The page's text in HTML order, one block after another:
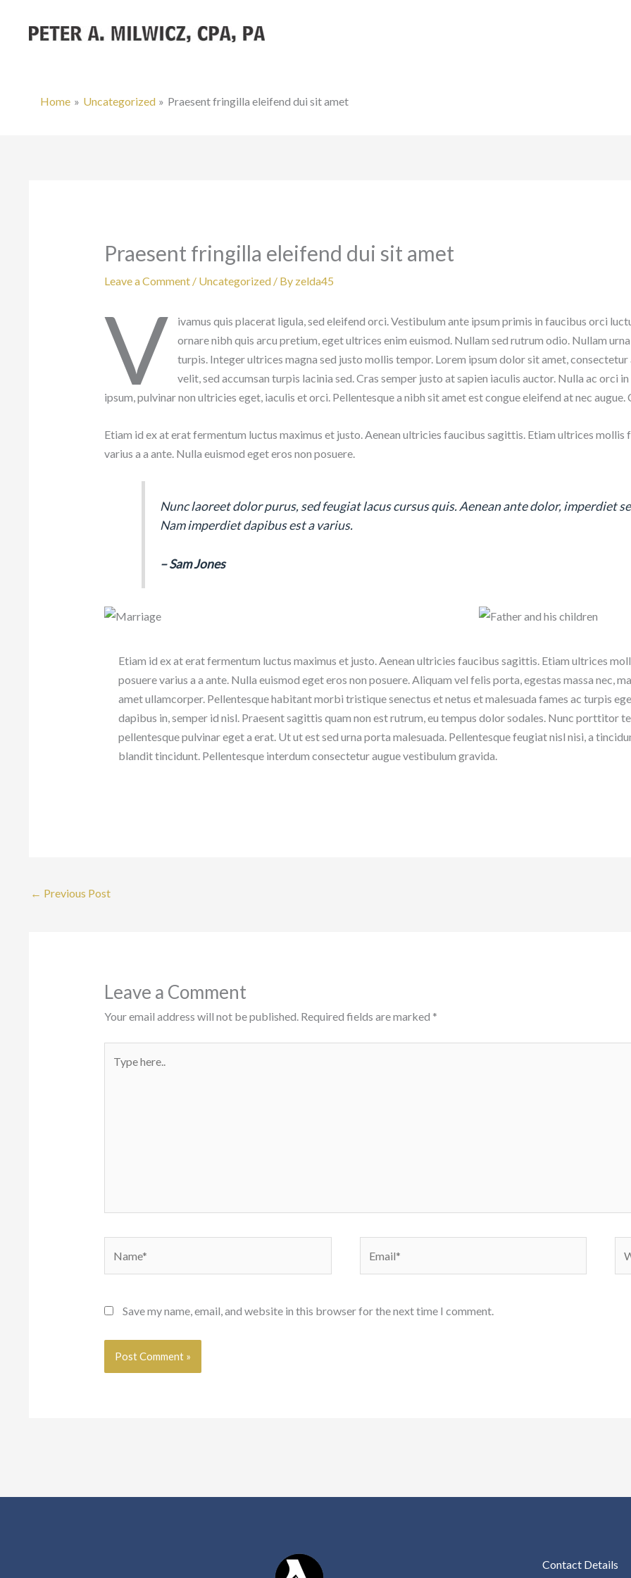
Home Uncategorized Praesent fringilla eleifend dui sit amet
Praesent fringilla eleifend dui sit amet
Leave a Comment / Uncategorized/ By zelda45
V
ivamus quis placerat ligula, sed eleifend orci. Vestibulum ante ipsum primis in faucibus orci
ornare nibh quis arcu pretium, eget ultrices enim euismod. Nullam sed rutrum odio. Nullam
turpis. Integer ultrices magna sed justo mollis tempor. Lorem ipsum dolor sit amet,
velit, sed accumsan turpis lacinia sed. Cras semper justo at sapien iaculis auctor. Nulla ac orci
ipsum, pulvinar non ultricies eget, iaculis et orci. Pellentesque a nibh sit amet est congue eleifend at nec augue.
Etiam id ex at erat fermentum luctus maximus et justo. Aenean ultricies faucibus sagittis. Etiam ultrices mollis
varius a a ante. Nulla euismod eget eros non posuere.
Nunc laoreet dolor purus, sed feugiat lacus cursus quis. Aenean ante dolor, imperdiet
Nam imperdiet dapibus est a varius.
– Sam Jones
Etiam id ex at erat fermentum luctus maximus et justo. Aenean ultricies faucibus sagittis. Etiam ultrices
posuere varius a a ante. Nulla euismod eget eros non posuere. Aliquam vel felis porta, egestas massa nec,
amet ullamcorper. Pellentesque habitant morbi tristique senectus et netus et malesuada fames ac turpis
dapibus in, semper id nisl. Praesent sagittis quam non est rutrum, eu tempus dolor sodales. Nunc porttitor
pellentesque pulvinar eget a erat. Ut ut est sed urna porta malesuada. Pellentesque feugiat nisl nisi, a
blandit tincidunt. Pellentesque interdum consectetur augue vestibulum gravida.
← Previous Post
Leave a Comment
Your email address will not be published. Required fields are marked *
here..
Save my name, email, and website in this browser for the next time I comment.
Contact Details